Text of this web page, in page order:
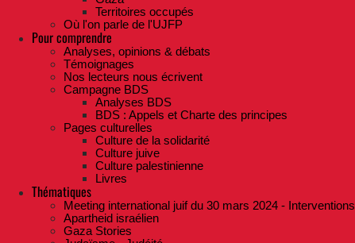
Territoires occupés
Où l'on parle de l'UJFP
Pour comprendre
Analyses, opinions & débats
Témoignages
Nos lecteurs nous écrivent
Campagne BDS
Analyses BDS
BDS : Appels et Charte des principes
Pages culturelles
Culture de la solidarité
Culture juive
Culture palestinienne
Livres
Thématiques
Meeting international juif du 30 mars 2024 - Interventions
Apartheid israélien
Gaza Stories